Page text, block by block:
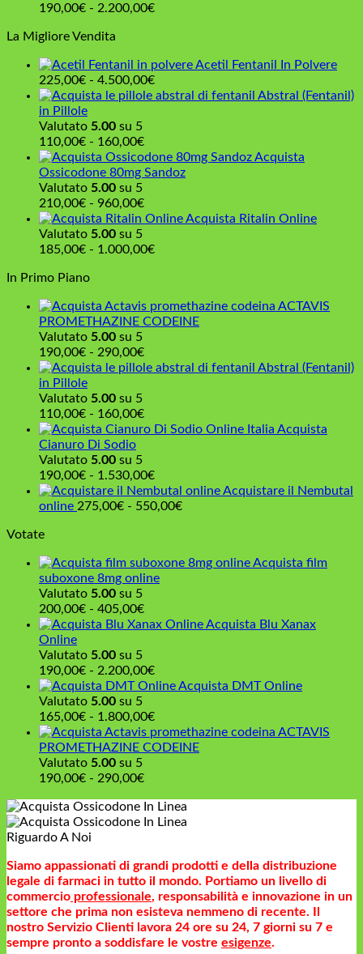
220,00€
850,00€
510,00€
190,00€ - 2.200,00€Fascia
190,00€
a
2.200,00€
La Migliore Vendita
Acetil Fentanil In Polvere
225,00€ - 4.500,00€Fascia
di
a
4.500,00€
Abstral (Fentanil)
in Pillole
Valutato 5.00 su 5
110,00€ - 160,00€Fascia
di
prezzo:
110,00€
a
Acquista
Ossicodone 80mg Sandoz
Valutato 5.00 su 5
210,00€ - 960,00€Fascia
di
da
Acquista Ritalin Online
Valutato 5.00 su 5
185,00€ - 1.000,00€Fascia
185,00€
a
In Primo Piano
ACTAVIS
PROMETHAZINE CODEINE
Valutato 5.00 su 5
190,00€ - 290,00€Fascia
di
190,00€
a
Abstral (Fentanil)
in Pillole
Valutato 5.00 su 5
110,00€ - 160,00€Fascia
di
110,00€
a
160,00€
Acquista
Cianuro Di Sodio
Valutato 5.00 su 5
190,00€ - 1.530,00€Fascia
di
prezzo:
1.530,00€
Acquistare il Nembutal
online 275,00€ - 550,00€Fascia
275,00€
Votate
Acquista film
suboxone 8mg online
Valutato 5.00 su 5
200,00€ - 405,00€Fascia
di
200,00€
a
Acquista Blu Xanax
Online
Valutato 5.00 su 5
190,00€ - 2.200,00€Fascia
di
da
190,00€
a
Acquista DMT Online
Valutato 5.00 su 5
165,00€ - 1.800,00€Fascia
di
prezzo:
1.800,00€
ACTAVIS
PROMETHAZINE CODEINE
Valutato 5.00 su 5
190,00€ - 290,00€Fascia
prezzo:
da
290,00€
Riguardo A Noi
Siamo appassionati di grandi prodotti e della distribuzione
legale di farmaci in tutto il mondo. Portiamo un livello di
commercio professionale, responsabilità e innovazione in un
settore che prima non esisteva nemmeno di recente. Il
nostro Servizio Clienti lavora 24 ore su 24, 7 giorni su 7 e
sempre pronto a soddisfare le vostre esigenze.